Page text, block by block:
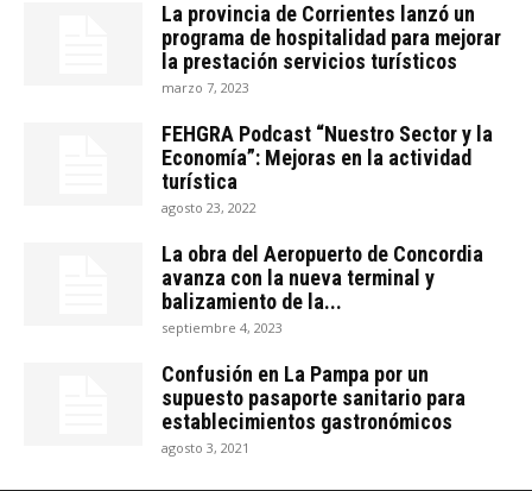
La provincia de Corrientes lanzó un
programa de hospitalidad para mejorar
la prestación servicios turísticos
marzo 7, 2023
FEHGRA Podcast “Nuestro Sector y la
Economía”: Mejoras en la actividad
turística
agosto 23, 2022
La obra del Aeropuerto de Concordia
avanza con la nueva terminal y
balizamiento de la...
septiembre 4, 2023
Confusión en La Pampa por un
supuesto pasaporte sanitario para
establecimientos gastronómicos
agosto 3, 2021